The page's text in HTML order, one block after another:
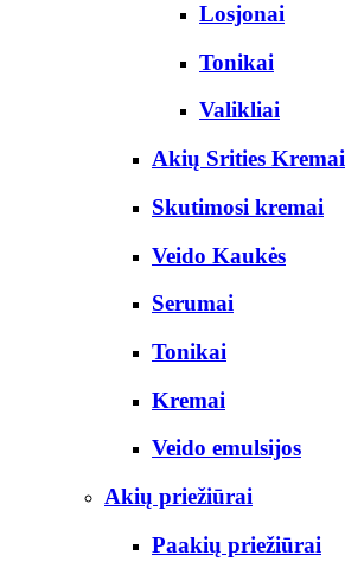
Losjonai
Tonikai
Valikliai
Akių Srities Kremai
Skutimosi kremai
Veido Kaukės
Serumai
Tonikai
Kremai
Veido emulsijos
Akių priežiūrai
Paakių priežiūrai